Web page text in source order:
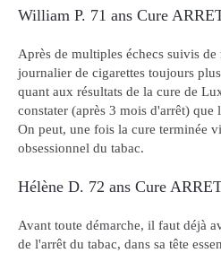
William P. 71 ans Cure
Après de multiples échecs suivis
journalier de cigarettes toujours
quant aux résultats de la cure de
constater (après 3 mois d'arrêt)
On peut, une fois la cure terminée
obsessionnel du tabac.
Hélène D. 72 ans Cure
Avant toute démarche, il faut déjà
de l'arrêt du tabac, dans sa tête